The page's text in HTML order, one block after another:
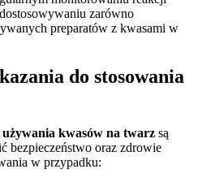
zarówno
preparatów z kwasami w
do stosowania
kwasów na twarz są
bezpieczeństwo oraz zdrowie
w przypadku: